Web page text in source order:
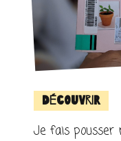
Découvrir
Je fais pousser